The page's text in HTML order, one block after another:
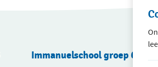
Immanuelschool groep 6 t/m 8